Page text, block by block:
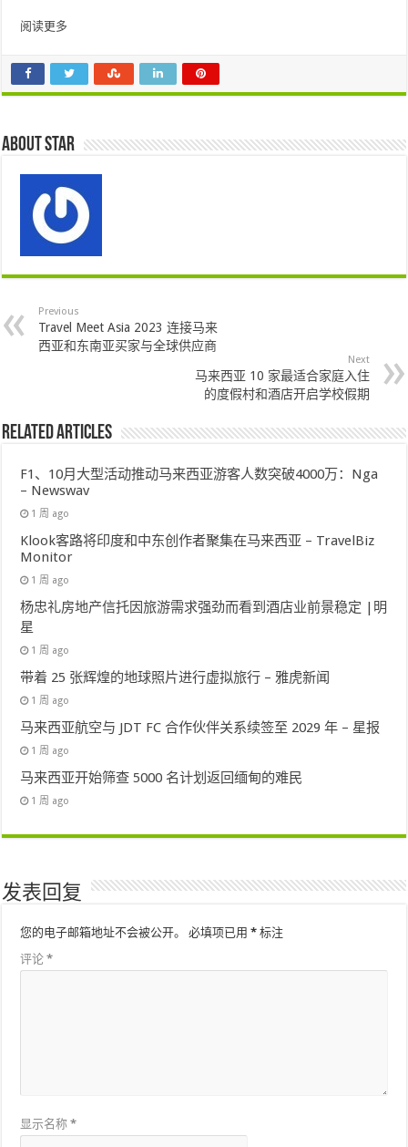
阅读更多
About star
Previous
Travel Meet Asia 2023 连接马来
西亚和东南亚买家与全球供应商
Next
马来西亚 10 家最适合家庭入住
的度假村和酒店开启学校假期
Related Articles
F1、10月大型活动推动马来西亚游客人数突破4000万：Nga
– Newswav
1 周 ago
Klook客路将印度和中东创作者聚集在马来西亚 – TravelBiz
Monitor
1 周 ago
杨忠礼房地产信托因旅游需求强劲而看到酒店业前景稳定 |明
星
1 周 ago
带着 25 张辉煌的地球照片进行虚拟旅行 – 雅虎新闻
1 周 ago
马来西亚航空与 JDT FC 合作伙伴关系续签至 2029 年 – 星报
1 周 ago
马来西亚开始筛查 5000 名计划返回缅甸的难民
1 周 ago
发表回复
您的电子邮箱地址不会被公开。 必填项已用* 标注
评论*
显示名称*